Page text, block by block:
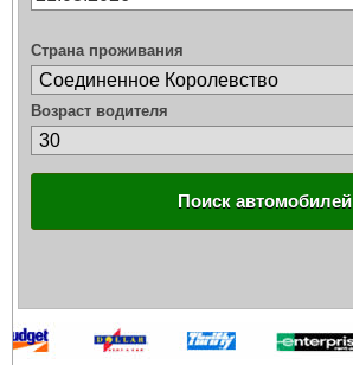
Страна проживания
Возраст водителя
Поиск автомобилей